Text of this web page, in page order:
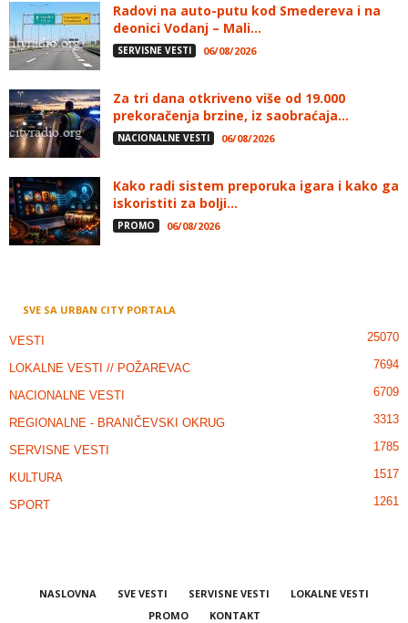
Radovi na auto-putu kod Smedereva i na
deonici Vodanj – Mali...
SERVISNE VESTI 06/08/2026
Za tri dana otkriveno više od 19.000
prekoračenja brzine, iz saobraćaja...
NACIONALNE VESTI 06/08/2026
Kako radi sistem preporuka igara i kako ga
iskoristiti za bolji...
PROMO 06/08/2026
SVE SA URBAN CITY PORTALA
VESTI 25070
LOKALNE VESTI // POŽAREVAC 7694
NACIONALNE VESTI 6709
REGIONALNE - BRANIČEVSKI OKRUG 3313
SERVISNE VESTI 1785
KULTURA 1517
SPORT 1261
NASLOVNA SVE VESTI SERVISNE VESTI
LOKALNE VESTI
PROMO
KONTAKT